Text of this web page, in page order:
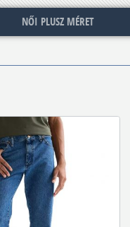
NŐI PLUSZ MÉRET